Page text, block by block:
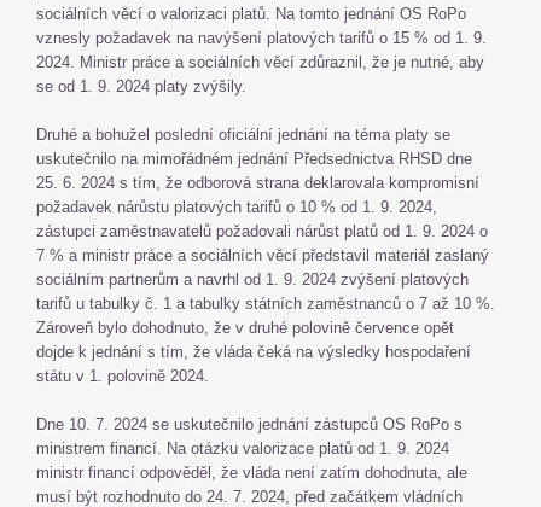
sociálních věcí o valorizaci platů. Na tomto jednání OS RoPo
vznesly požadavek na navýšení platových tarifů o 15 % od 1. 9.
2024. Ministr práce a sociálních věcí zdůraznil, že je nutné, aby
se od 1. 9. 2024 platy zvýšily.
Druhé a bohužel poslední oficiální jednání na téma platy se
uskutečnilo na mimořádném jednání Předsednictva RHSD dne
25. 6. 2024 s tím, že odborová strana deklarovala kompromisní
požadavek nárůstu platových tarifů o 10 % od 1. 9. 2024,
zástupci zaměstnavatelů požadovali nárůst platů od 1. 9. 2024 o
7 % a ministr práce a sociálních věcí představil materiál zaslaný
sociálním partnerům a navrhl od 1. 9. 2024 zvýšení platových
tarifů u tabulky č. 1 a tabulky státních zaměstnanců o 7 až 10 %.
Zároveň bylo dohodnuto, že v druhé polovině července opět
dojde k jednání s tím, že vláda čeká na výsledky hospodaření
státu v 1. polovině 2024.
Dne 10. 7. 2024 se uskutečnilo jednání zástupců OS RoPo s
ministrem financí. Na otázku valorizace platů od 1. 9. 2024
ministr financí odpověděl, že vláda není zatím dohodnuta, ale
musí být rozhodnuto do 24. 7. 2024, před začátkem vládních